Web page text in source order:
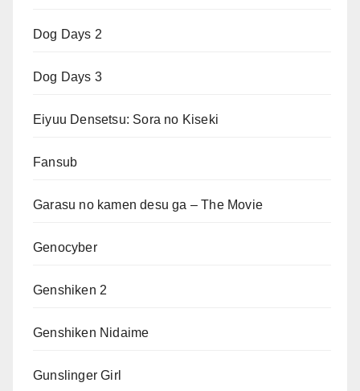
Dog Days 2
Dog Days 3
Eiyuu Densetsu: Sora no Kiseki
Fansub
Garasu no kamen desu ga – The Movie
Genocyber
Genshiken 2
Genshiken Nidaime
Gunslinger Girl